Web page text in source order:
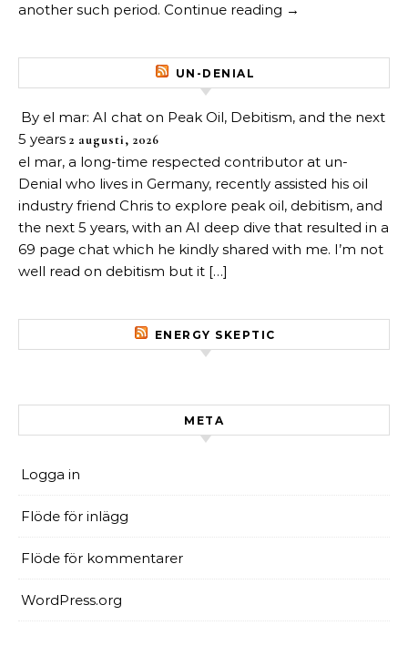
another such period. Continue reading →
UN-DENIAL
By el mar: AI chat on Peak Oil, Debitism, and the next
5 years 2 augusti, 2026
el mar, a long-time respected contributor at un-
Denial who lives in Germany, recently assisted his oil
industry friend Chris to explore peak oil, debitism, and
the next 5 years, with an AI deep dive that resulted in a
69 page chat which he kindly shared with me. I’m not
well read on debitism but it […]
ENERGY SKEPTIC
META
Logga in
Flöde för inlägg
Flöde för kommentarer
WordPress.org